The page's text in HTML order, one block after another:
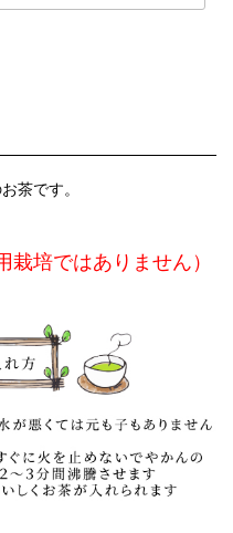
茶です。
培ではありません）